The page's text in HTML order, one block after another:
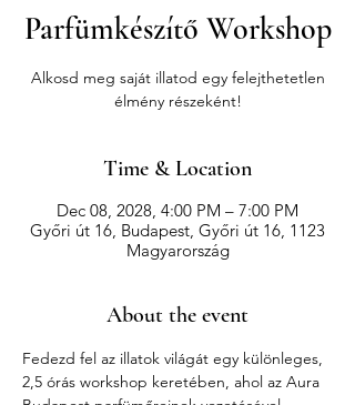
Parfümkészítő Workshop
Alkosd meg saját illatod egy felejthetetlen
élmény részeként!
Time & Location
Dec 08, 2028, 4:00 PM – 7:00 PM
Győri út 16, Budapest, Győri út 16, 1123
Magyarország
About the event
Fedezd fel az illatok világát egy különleges,
2,5 órás workshop keretében, ahol az Aura